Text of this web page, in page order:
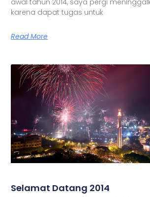
karena dapat tugas untuk
Read More
Selamat Datang 2014